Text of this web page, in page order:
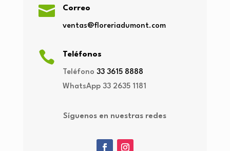
 Correo
ventas@floreriadumont.com
 Teléfonos
Teléfono 33 3615 8888
WhatsApp33 2635 1181
Síguenos en nuestras redes